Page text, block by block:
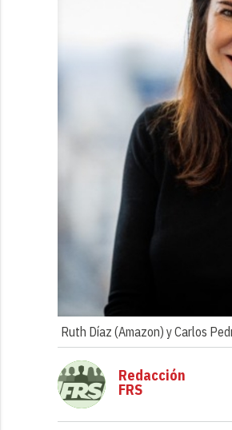
Ruth Díaz (Amazon) y Carlos
Redacción
FRS